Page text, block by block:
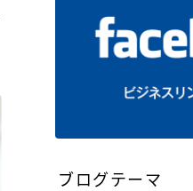
ブログテーマ